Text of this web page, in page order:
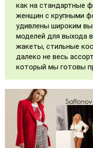
как на стандартные
женщин с крупными
удивлены широким
моделей для выхода
жакеты, стильные
далеко не весь
который мы готовы